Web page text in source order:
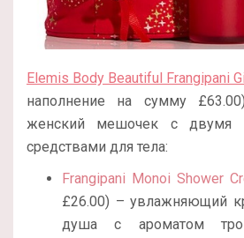
Elemis Body Beautiful Frangipani
наполнение на сумму
женский мешочек с двумя
средствами для тела:
Frangipani Monoi Shower
£26.00) – увлажняющий
душа с ароматом